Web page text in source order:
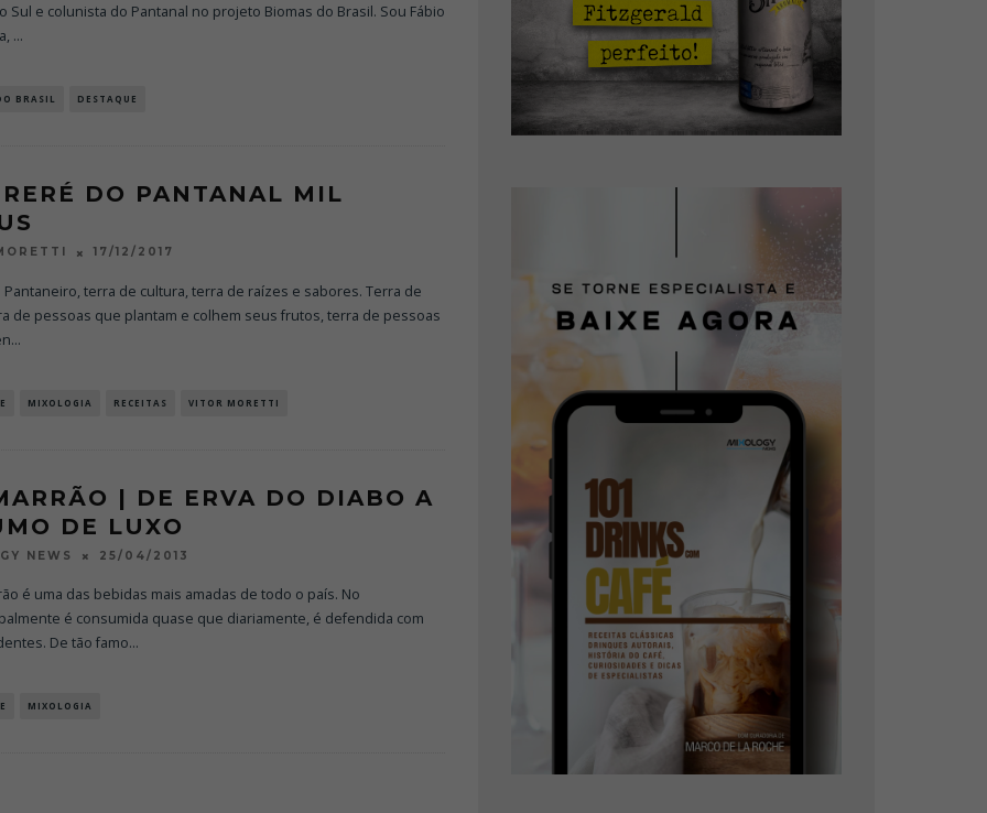
Sul e colunista do Pantanal no projeto Biomas do Brasil. Sou Fábio
...
BRASIL DESTAQUE
DO PANTANAL MIL
17/12/2017
terra de cultura, terra de raízes e sabores. Terra de
de pessoas que plantam e colhem seus frutos, terra de pessoas
...
MIXOLOGIA RECEITAS VITOR MORETTI
| DE ERVA DO DIABO A
DE LUXO
NEWS 25/04/2013
é uma das bebidas mais amadas de todo o país. No
é consumida quase que diariamente, é defendida com
De tão famo...
MIXOLOGIA